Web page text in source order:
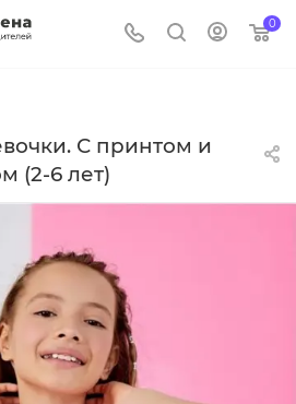
0
С принтом и
(2-6 лет)